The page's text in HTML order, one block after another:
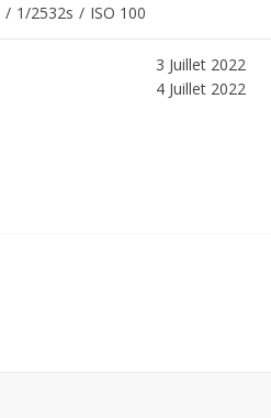
/ 1/2532s / ISO 100
3 Juillet 2022
4 Juillet 2022